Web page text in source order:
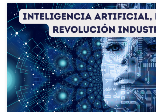
La historia se repite… pero más rápido
Revolución Industrial, una generación
miedos profundos: pérdida de empleos
mecanización, condiciones laborales
salarios e incertidumbre […]